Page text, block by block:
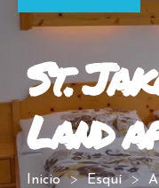
St.
Land
Inicio Esquí